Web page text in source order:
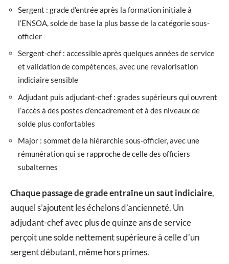
Sergent : grade d’entrée après la formation initiale à
l’ENSOA, solde de base la plus basse de la catégorie sous-
officier
Sergent-chef : accessible après quelques années de service
et validation de compétences, avec une revalorisation
indiciaire sensible
Adjudant puis adjudant-chef : grades supérieurs qui ouvrent
l’accès à des postes d’encadrement et à des niveaux de
solde plus confortables
Major : sommet de la hiérarchie sous-officier, avec une
rémunération qui se rapproche de celle des officiers
subalternes
Chaque passage de grade entraîne un saut indiciaire,
auquel s’ajoutent les échelons d’ancienneté. Un
adjudant-chef avec plus de quinze ans de service
perçoit une solde nettement supérieure à celle d’un
sergent débutant, même hors primes.